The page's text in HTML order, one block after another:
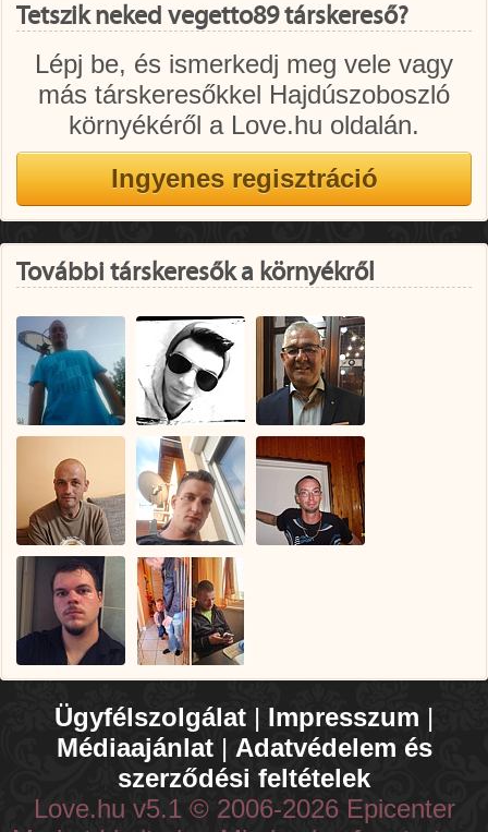
Tetszik neked vegetto89 társkereső?
Lépj be, és ismerkedj meg vele vagy
más társkeresőkkel Hajdúszoboszló
környékéről a Love.hu oldalán.
További társkeresők a környékről
Ügyfélszolgálat | Impresszum |
Médiaajánlat| Adatvédelem és
szerződési feltételek
Love.hu v5.1 © 2006-2026 Epicenter